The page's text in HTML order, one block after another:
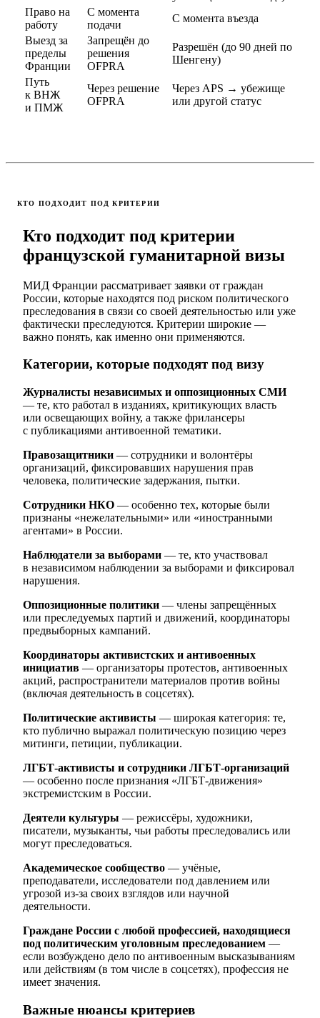
Право на
работу
С момента
подачи
С момента въезда
Выезд за
пределы
Франции
Запрещён до
решения
OFPRA
Разрешён (до 90 дней по
Шенгену)
Путь
к ВНЖ
и ПМЖ
Через решение
OFPRA
Через APS → убежище
или другой статус
КТО ПОДХОДИТ ПОД КРИТЕРИИ
Кто подходит под критерии
французской гуманитарной визы
МИД Франции рассматривает заявки от граждан
России, которые находятся под риском политического
преследования в связи со своей деятельностью или уже
фактически преследуются. Критерии широкие —
важно понять, как именно они применяются.
Категории, которые подходят под визу
Журналисты независимых и оппозиционных СМИ
— те, кто работал в изданиях, критикующих власть
или освещающих войну, а также фрилансеры
с публикациями антивоенной тематики.
Правозащитники — сотрудники и волонтёры
организаций, фиксировавших нарушения прав
человека, политические задержания, пытки.
Сотрудники НКО — особенно тех, которые были
признаны «нежелательными» или «иностранными
агентами» в России.
Наблюдатели за выборами — те, кто участвовал
в независимом наблюдении за выборами и фиксировал
нарушения.
Оппозиционные политики — члены запрещённых
или преследуемых партий и движений, координаторы
предвыборных кампаний.
Координаторы активистских и антивоенных
инициатив — организаторы протестов, антивоенных
акций, распространители материалов против войны
(включая деятельность в соцсетях).
Политические активисты — широкая категория: те,
кто публично выражал политическую позицию через
митинги, петиции, публикации.
ЛГБТ-активисты и сотрудники ЛГБТ-организаций
— особенно после признания «ЛГБТ-движения»
экстремистским в России.
Деятели культуры — режиссёры, художники,
писатели, музыканты, чьи работы преследовались или
могут преследоваться.
Академическое сообщество — учёные,
преподаватели, исследователи под давлением или
угрозой из-за своих взглядов или научной
деятельности.
Граждане России с любой профессией, находящиеся
под политическим уголовным преследованием —
если возбуждено дело по антивоенным высказываниям
или действиям (в том числе в соцсетях), профессия не
имеет значения.
Важные нюансы критериев